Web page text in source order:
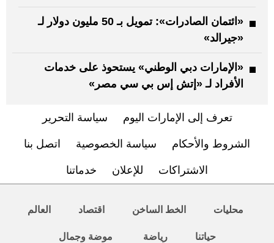
«ائتمان الصادرات»: تمويل بـ 50 مليون دولار لـ
«جيرالد»
«الإمارات دبي الوطني» يستحوذ على خدمات
الأفراد لـ «إتش إس بي سي مصر»
تعرف إلى الإمارات اليوم سياسة التحرير
الشروط والأحكام سياسة الخصوصية اتصل بنا
الاشتراكات للإعلان خدماتنا
محليات الخط الساخن اقتصاد العالم
حياتنا رياضة موضة وجمال